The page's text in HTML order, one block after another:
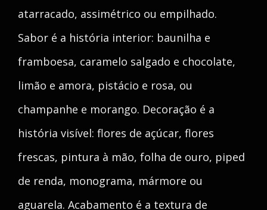
atarracado, assimétrico ou empilhado.
Sabor é a história interior: baunilha e
framboesa, caramelo salgado e chocolate,
limão e amora, pistácio e rosa, ou
champanhe e morango. Decoração é a
história visível: flores de açúcar, flores
frescas, pintura à mão, folha de ouro, piped
de renda, monograma, mármore ou
aguarela. Acabamento é a textura de